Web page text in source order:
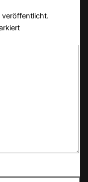
veröffentlicht.